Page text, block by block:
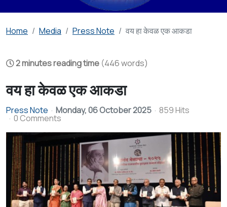
Home Media Press Note वय हा केवळ एक आकडा
2 minutes reading time (446 words)
वय हा केवळ एक आकडा
Press Note Monday, 06 October 2025 859 Hits
0 Comments